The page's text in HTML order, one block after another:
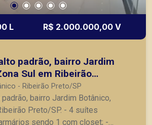
L R$ 2.000.000,00 V
padrão, bairro Jardim
Sul em Ribeirão
- Ribeirão Preto/SP
bairro Jardim Botânico,
Preto/SP. - 4 suítes
sendo 1 com closet; -